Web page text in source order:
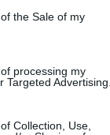
the Sale of my
processing my
Targeted Advertising.
Collection, Use,
e crediti d'imposta
causata